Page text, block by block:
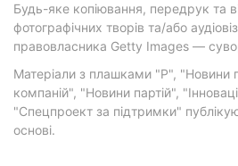
Будь-яке копіювання, передрук та
фотографічних творів та/або
правовласника Getty Images —
Матеріали з плашками "Р", "Новини
компаній", "Новини партій",
"Спецпроект за підтримки"
основі.